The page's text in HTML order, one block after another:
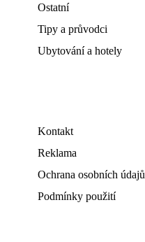
Ostatní
Tipy a průvodci
Ubytování a hotely
Kontakt
Reklama
Ochrana osobních údajů
Podmínky použití